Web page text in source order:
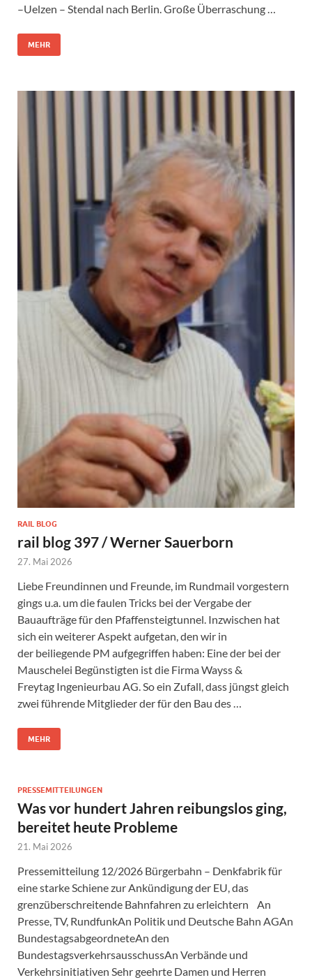
–Uelzen – Stendal nach Berlin. Große Überraschung …
MEHR
RAIL BLOG
rail blog 397 / Werner Sauerborn
27. Mai 2026
Liebe Freundinnen und Freunde, im Rundmail vorgestern
gings u.a. um die faulen Tricks bei der Vergabe der
Bauaufträge für den Pfaffensteigtunnel. Inzwischen hat
sich ein weiterer Aspekt aufgetan, den wir in
der beiliegende PM aufgegriffen haben: Eine der bei der
Mauschelei Begünstigten ist die Firma Wayss &
Freytag Ingenieurbau AG. So ein Zufall, dass jüngst gleich
zwei führende Mitglieder der für den Bau des …
MEHR
PRESSEMITTEILUNGEN
Was vor hundert Jahren reibungslos ging,
bereitet heute Probleme
21. Mai 2026
Pressemitteilung 12/2026 Bürgerbahn – Denkfabrik für
eine starke Schiene zur Ankündigung der EU, das
grenzüberschreitende Bahnfahren zu erleichtern An
Presse, TV, RundfunkAn Politik und Deutsche Bahn AGAn
BundestagsabgeordneteAn den
BundestagsverkehrsausschussAn Verbände und
Verkehrsinitiativen Sehr geehrte Damen und Herren